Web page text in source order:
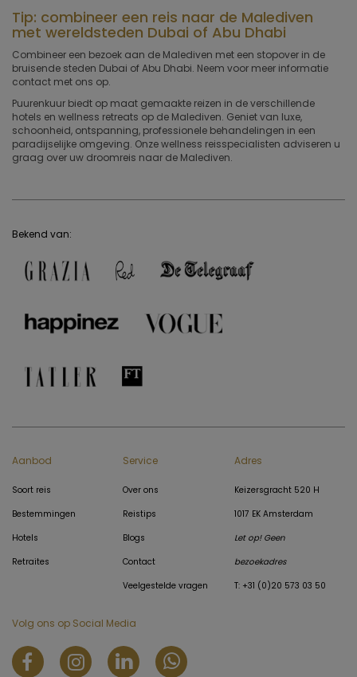
Tip: combineer een reis naar de Malediven
met wereldsteden Dubai of Abu Dhabi
Combineer een bezoek aan de Malediven met een stopover in de
bruisende steden Dubai of Abu Dhabi. Neem voor meer informatie
contact met ons op.
Puurenkuur biedt op maat gemaakte reizen in de verschillende
hotels en wellness retreats op de Malediven. Geniet van luxe,
schoonheid, ontspanning, professionele behandelingen in een
paradijselijke omgeving. Onze wellness reisspecialisten adviseren u
graag over uw droomreis naar de Malediven.
Bekend van:
Aanbod
Soort reis
Bestemmingen
Hotels
Retraites
Service
Over ons
Reistips
Blogs
Contact
Veelgestelde vragen
Adres
Keizersgracht 520 H
1017 EK Amsterdam
Let op! Geen
bezoekadres
T: +31 (0)20 573 03 50
Volg ons op Social Media